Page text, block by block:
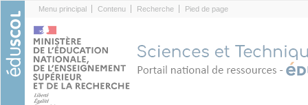
Menu principal Contenu Recherche Pied de page